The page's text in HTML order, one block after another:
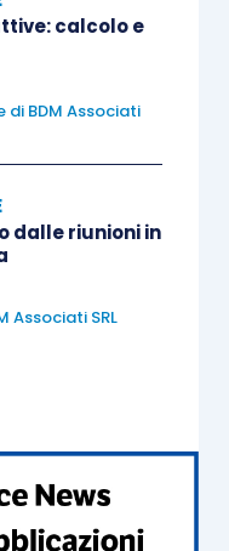
calcolo e
di BDM Associati
dalle riunioni in
Associati SRL